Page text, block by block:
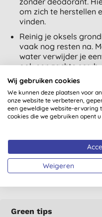
om zich te herstellen
vinden.
Reinig je oksels
vaak nog resten na.
water verwijder je
ook een zachte
te exfoliëren en de
Na de deodorant detox
gebruiken van een
gerust met
hebt gevonden. Onthoud
volledig gewend is aan
geduldig en geef het de
van alle voordelen van
je nooit meer terug.
Green tips
Wij gebruiken cookies
We kunnen deze plaatsen voor
onze website te verbeteren,
een geweldige website-ervaring
cookies die we gebruiken opent
Weigeren